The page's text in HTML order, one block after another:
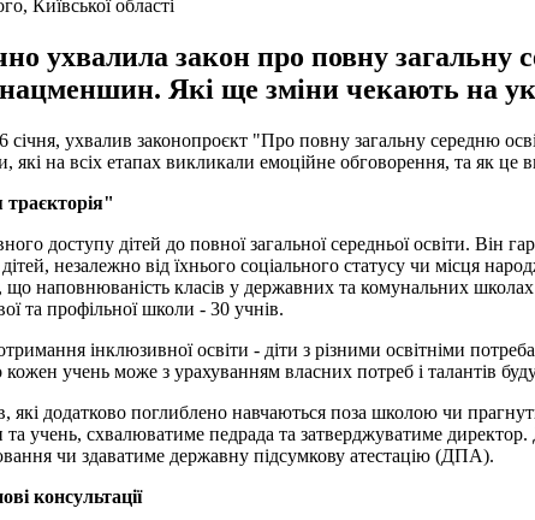
Київської області
ухвалила закон про повну загальну
нацменшин. Які ще зміни чекають на
січня, ухвалив законопроєкт "Про повну загальну середню
які на всіх етапах викликали емоційне обговорення, та як це
траєкторія"
доступу дітей до повної загальної середньої освіти. Він
незалежно від їхнього соціального статусу чи місця
що наповнюваність класів у державних та комунальних
та профільної школи - 30 учнів.
інклюзивної освіти - діти з різними освітніми
кожен учень може з урахуванням власних потреб і талантів
які додатково поглиблено навчаються поза школою чи
учень, схвалюватиме педрада та затверджуватиме
чи здаватиме державну підсумкову атестацію (ДПА).
консультації